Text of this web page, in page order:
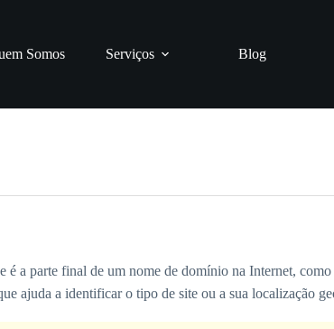
Somos Serviços Blog
é a parte final de um nome de domínio na Internet,
ajuda a identificar o tipo de site ou a sua localização